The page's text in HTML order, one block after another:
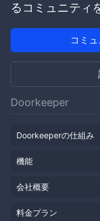
るコミュニティ
コミ
Doorkeeper
Doorkeeperの仕組み
機能
会社概要
料金プラン